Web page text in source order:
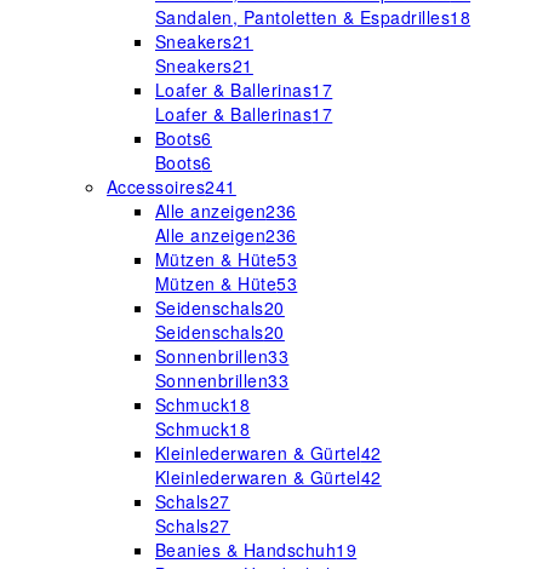
Sandalen, Pantoletten & Espadrilles18
Sneakers21
Sneakers21
Loafer & Ballerinas17
Loafer & Ballerinas17
Boots6
Boots6
Accessoires241
Alle anzeigen236
Alle anzeigen236
Mützen & Hüte53
Mützen & Hüte53
Seidenschals20
Seidenschals20
Sonnenbrillen33
Sonnenbrillen33
Schmuck18
Schmuck18
Kleinlederwaren & Gürtel42
Kleinlederwaren & Gürtel42
Schals27
Schals27
Beanies & Handschuh19